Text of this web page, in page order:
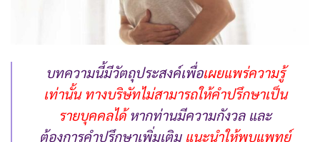
บทความนี้มีวัตถุประสงค์เพื่อเผยแพร่ความรู้
เท่านั้น ทางบริษัทไม่สามารถให้คำปรึกษาเป็น
รายบุคคลได้หากท่านมีความกังวล และ
ต้องการคำปรึกษาเพิ่มเติม แนะนำให้พบแพทย์